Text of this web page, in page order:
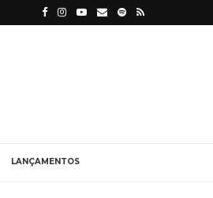
LANÇAMENTOS